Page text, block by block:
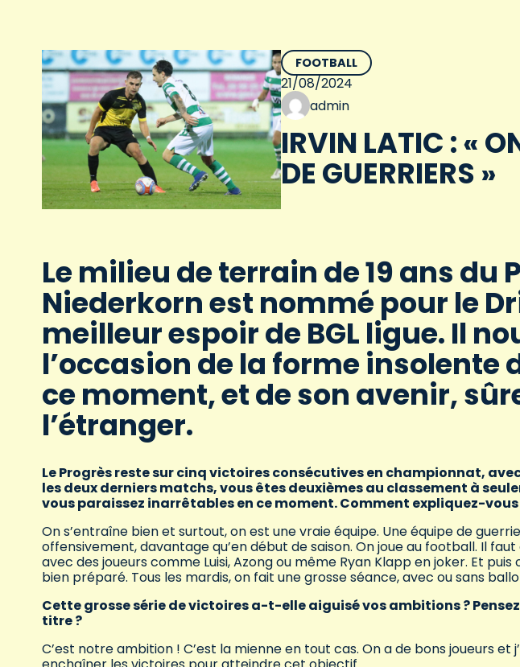
FOOTBALL
21/08/2024
admin
IRVIN LATIC : «
DE GUERRIERS »
Le milieu de terrain de 19 ans du
Niederkorn est nommé pour le
meilleur espoir de BGL ligue. Il
l’occasion de la forme insolente
ce moment, et de son avenir,
l’étranger.
Le Progrès reste sur cinq victoires consécutives en championnat,
les deux derniers matchs, vous êtes deuxièmes au classement à
vous paraissez inarrêtables en ce moment. Comment expliquez-
On s’entraîne bien et surtout, on est une vraie équipe. Une équipe de
offensivement, davantage qu’en début de saison. On joue au football. Il
avec des joueurs comme Luisi, Azong ou même Ryan Klapp en joker. Et
bien préparé. Tous les mardis, on fait une grosse séance, avec ou sans
Cette grosse série de victoires a-t-elle aiguisé vos ambitions ?
titre ?
C’est notre ambition ! C’est la mienne en tout cas. On a de bons joueurs et